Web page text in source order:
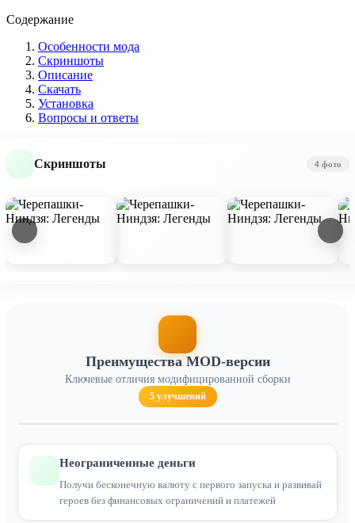
Содержание
Особенности мода
Скриншоты
Описание
Скачать
Установка
Вопросы и ответы
Скриншоты 4 фото
Преимущества MOD-версии
Ключевые отличия модифицированной сборки
5 улучшений
Неограниченные деньги
Получи бесконечную валюту с первого запуска и развивай
героев без финансовых ограничений и платежей